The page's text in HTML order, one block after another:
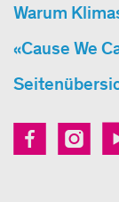
Warum
«Cause We